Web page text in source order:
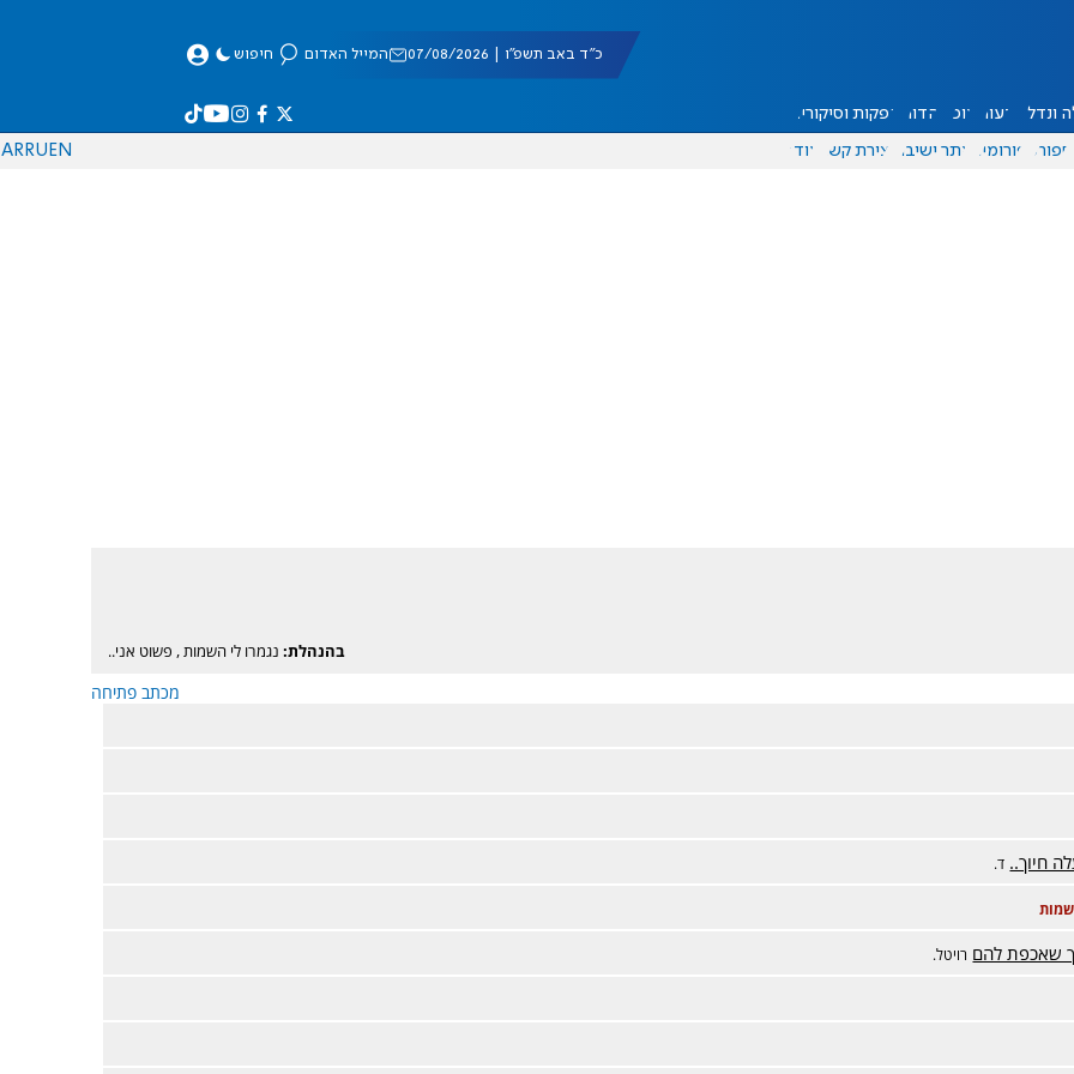
כ"ד באב תשפ"ו | 07/08/2026 המייל האדום חיפוש
ונדל"ן דעות אוכל יהדות הפקות וסיקורים
ספורט פורומים אתר ישיבה יצירת קשר עוד EN
RU
AR
בהנהלת: נגמרו לי השמות, פשוט אני..
מכתב פתיחה
חיוך.. ד.
שאכפת להם רויטל.